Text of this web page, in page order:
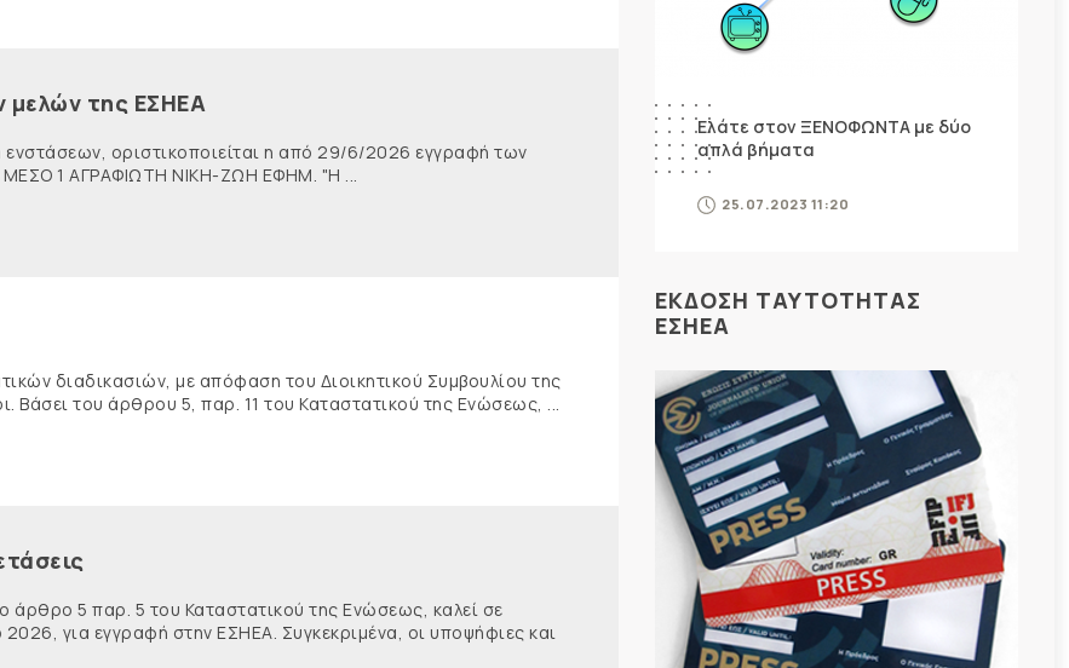
μελών της ΕΣΗΕΑ
οριστικοποιείται η από 29/6/2026 εγγραφή των
1 ΑΓΡΑΦΙΩΤΗ ΝΙΚΗ-ΖΩΗ ΕΦΗΜ. "Η ...
διαδικασιών, με απόφαση του Διοικητικού Συμβουλίου της
Βάσει του άρθρου 5, παρ. 11 του Καταστατικού της Ενώσεως, ...
άρθρο 5 παρ. 5 του Καταστατικού της Ενώσεως, καλεί σε
για εγγραφή στην ΕΣΗΕΑ. Συγκεκριμένα, οι υποψήφιες και
Ελάτε στον ΞΕΝΟΦΩΝΤΑ με δύο
απλά βήματα
25.07.2023 11:20
ΕΚΔΟΣΗ ΤΑΥΤΟΤΗΤΑΣ
ΕΣΗΕΑ